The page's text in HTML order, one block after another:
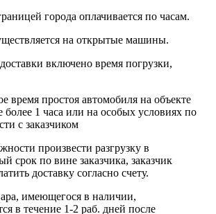
города оплачивается по часам.
на открытые машины.
включено время погрузки,
время простоя автомобиля на объекте
более 1 часа или на особых условиях по
с заказчиком
произвести разгрузку в
срок по вине заказчика, заказчик
доставку согласно счету.
имеющегося в наличии,
в течение 1-2 раб. дней после